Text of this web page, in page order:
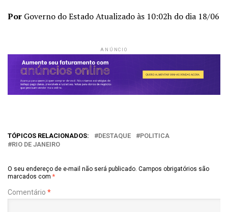
Por Governo do Estado Atualizado às 10:02h do dia 18/06
ANÚNCIO
TÓPICOS RELACIONADOS: DESTAQUE
POLITICA
RIO DE JANEIRO
O seu endereço de e-mail não será publicado. Campos obrigatórios são
marcados com *
Comentário *